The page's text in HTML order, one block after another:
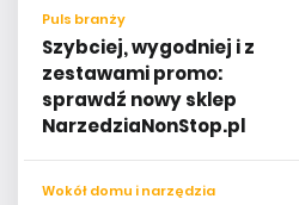
Puls branży
Szybciej, wygodniej i z
zestawami promo:
sprawdź nowy sklep
NarzedziaNonStop.pl
Wokół domu i narzędzia